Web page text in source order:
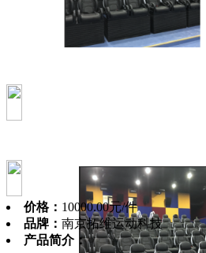
价格： 10000.00元/件
品牌： 南京拓维运动科技
产品简介：